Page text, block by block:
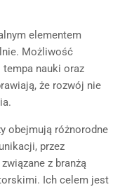
elementem
Możliwość
tempa nauki oraz
że rozwój nie
obejmują różnorodne
przez
z branżą
Ich celem jest